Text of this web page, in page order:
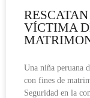
VÍCTIMA
Una niña peruana
con fines de
Seguridad en la